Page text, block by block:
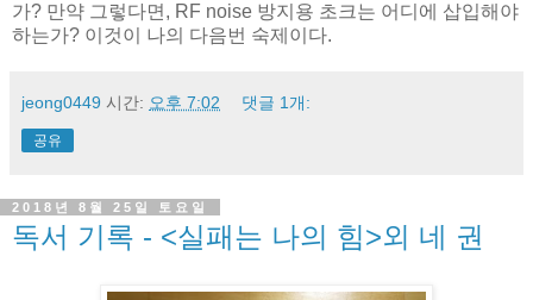
가? 만약 그렇다면, RF noise 방지용 초크는 어디에 삽입해야
하는가? 이것이 나의 다음번 숙제이다.
jeong0449 시간: 오후 7:02 댓글 1개:
공유
2018년 8월 25일 토요일
독서 기록 - <실패는 나의 힘>외 네 권